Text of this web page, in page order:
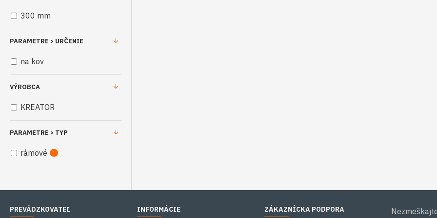
VÝROBCA
KREATOR
300 mm
PARAMETRE > URČENIE
na kov
PARAMETRE > TYP
rámové 1
PREVÁDZKOVATEĽ INFORMÁCIE ZÁKAZNÍCKA PODPORA